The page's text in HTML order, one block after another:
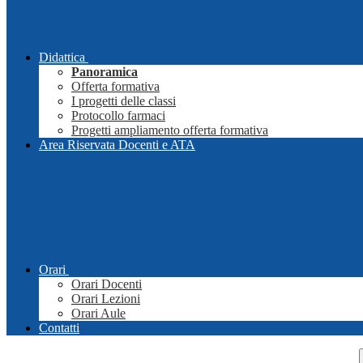
Didattica
Panoramica
Offerta formativa
I progetti delle classi
Protocollo farmaci
Progetti ampliamento offerta formativa
Area Riservata Docenti e ATA
Orari
Orari Docenti
Orari Lezioni
Orari Aule
Contatti